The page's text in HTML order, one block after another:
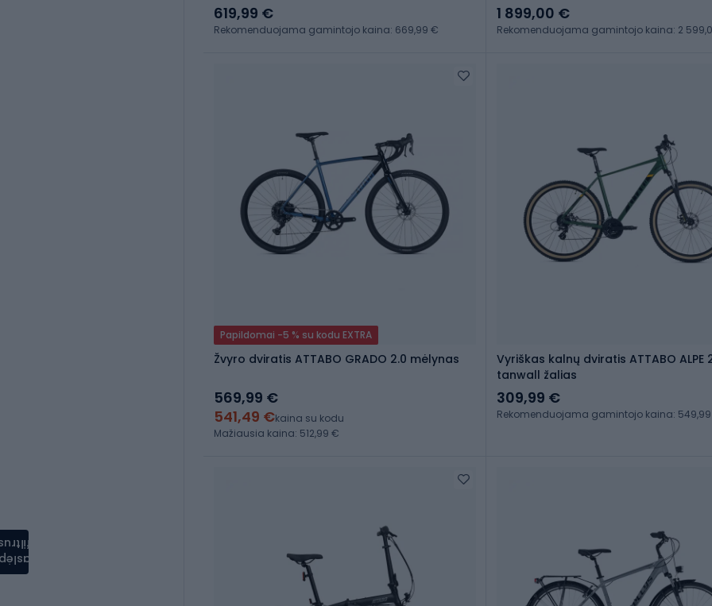
619,99 €
Rekomenduojama gamintojo kaina: 669,99 €
1 899,00 €
Rekomenduojama gamintojo kaina: 2
Papildomai -5 % su kodu EXTRA
Žvyro dviratis ATTABO GRADO 2.0 mėlynas
569,99 €
541,49 €kaina su kodu
Mažiausia kaina: 512,99 €
Vyriškas kalnų dviratis ATTABO ALPE
tanwall žalias
309,99 €
Rekomenduojama gamintojo kaina: